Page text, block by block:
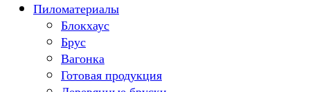
Пиломатериалы
Блокхаус
Брус
Вагонка
Готовая продукция